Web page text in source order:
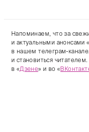
Напоминаем, что за
и актуальными анонсами
в нашем телеграм-
и становиться
в «Дзене» и во «